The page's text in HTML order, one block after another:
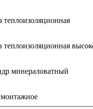
теплоизоляционная
теплоизоляционная
минераловатный